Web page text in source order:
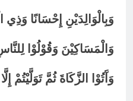
وَبِالْوَالِدَيْنِ إِحْسَانًا وَذِي
وَالْمَسَاكِيْنَ وَقُوْلُوْا
وَآَتُوْا الزَّكَاةَ ثُمَّ تَوَلَّيْتُمْ